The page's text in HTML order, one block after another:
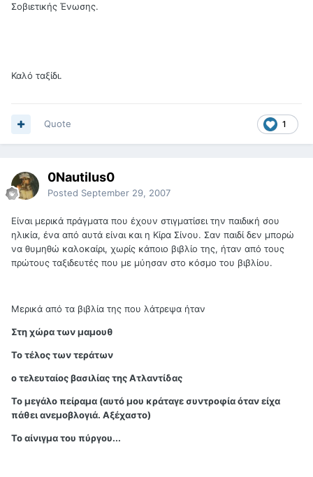
Σοβιετικής Ένωσης.
Καλό ταξίδι.
1
Quote
0Nautilus0
Posted September 29, 2007
Είναι μερικά πράγματα που έχουν στιγματίσει την παιδική σου
ηλικία, ένα από αυτά είναι και η Κίρα Σίνου. Σαν παιδί δεν μπορώ
να θυμηθώ καλοκαίρι, χωρίς κάποιο βιβλίο της, ήταν από τους
πρώτους ταξιδευτές που με μύησαν στο κόσμο του βιβλίου.
Μερικά από τα βιβλία της που λάτρεψα ήταν
Στη χώρα των μαμουθ
Το τέλος των τεράτων
ο τελευταίος βασιλίας της Ατλαντίδας
Το μεγάλο πείραμα (αυτό μου κράταγε συντροφία όταν είχα
πάθει ανεμοβλογιά. Αξέχαστο)
Το αίνιγμα του πύργου...